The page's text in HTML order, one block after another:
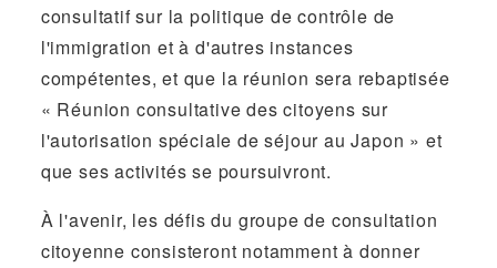
consultatif sur la politique de contrôle de
l'immigration et à d'autres instances
compétentes, et que la réunion sera rebaptisée
« Réunion consultative des citoyens sur
l'autorisation spéciale de séjour au Japon » et
que ses activités se poursuivront.
À l'avenir, les défis du groupe de consultation
citoyenne consisteront notamment à donner